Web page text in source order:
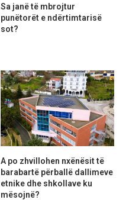
Sa janë të mbrojtur
punëtorët e ndërtimtarisë
sot?
A po zhvillohen nxënësit të
barabartë përballë dallimeve
etnike dhe shkollave ku
mësojnë?